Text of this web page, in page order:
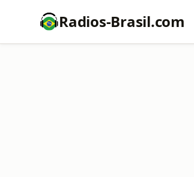
Radios-Brasil.com